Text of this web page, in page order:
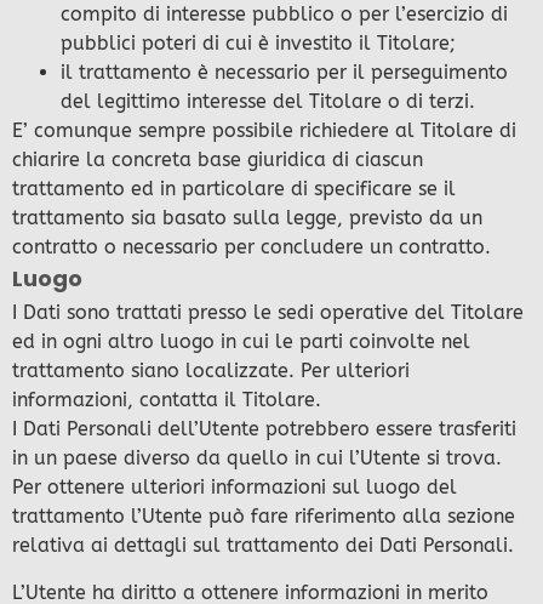
compito di interesse pubblico o per l’esercizio di
pubblici poteri di cui è investito il Titolare;
il trattamento è necessario per il perseguimento
del legittimo interesse del Titolare o di terzi.
E’ comunque sempre possibile richiedere al Titolare di
chiarire la concreta base giuridica di ciascun
trattamento ed in particolare di specificare se il
trattamento sia basato sulla legge, previsto da un
contratto o necessario per concludere un contratto.
Luogo
I Dati sono trattati presso le sedi operative del Titolare
ed in ogni altro luogo in cui le parti coinvolte nel
trattamento siano localizzate. Per ulteriori
informazioni, contatta il Titolare.
I Dati Personali dell’Utente potrebbero essere trasferiti
in un paese diverso da quello in cui l’Utente si trova.
Per ottenere ulteriori informazioni sul luogo del
trattamento l’Utente può fare riferimento alla sezione
relativa ai dettagli sul trattamento dei Dati Personali.
L’Utente ha diritto a ottenere informazioni in merito